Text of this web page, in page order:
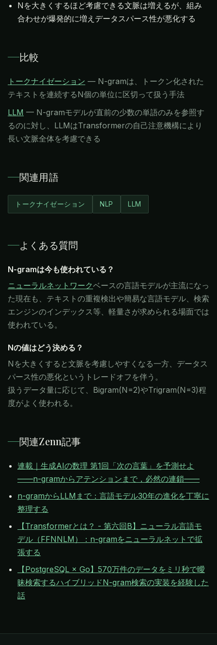
Nを大きくするほど考慮できる文脈は増えるが、組み
合わせが爆発的に増えデータスパース性が悪化する
比較
トークナイゼーション — N-gramは、トークン化された
テキストを連続するN個の単位に区切って扱う手法
LLM — N-gramモデルが直前の少数の単語のみを参照す
るのに対し、LLMはTransformerの自己注意機構により
長い文脈全体を考慮できる
関連用語
トークナイゼーション NLP LLM
よくある質問
N-gramは今も使われている？
ニューラルネットワークベースの言語モデルが主流になっ
た現在も、テキストの重複検出や簡易な言語モデル、検索
エンジンのインデックス等、軽量さが求められる場面では
使われている。
Nの値はどう決める？
Nを大きくすると文脈を考慮しやすくなる一方、データス
パース性の悪化というトレードオフを伴う。
扱うデータ量に応じて、Bigram(N=2)やTrigram(N=3)程
度がよく使われる。
関連Zenn記事
連載｜生成AIの数理 第1回「次の言葉」を予測せよ
——n-gramからアテンションまで，必然の連鎖——
n-gramからLLMまで：言語モデル30年の進化を丁寧に
整理する
【Transformerとは？ - 第六回B】ニューラル言語モ
デル（FFNNLM）：n-gramをニューラルネットで拡
張する
【PostgreSQL × Go】570万件のデータをミリ秒で曖
昧検索するハイブリッドN-gram検索の実装を経験した
話